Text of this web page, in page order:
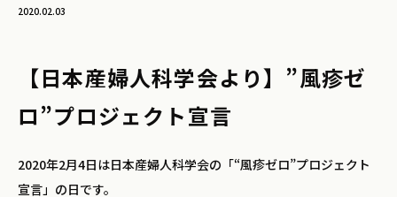
2020.02.03
【日本産婦人科学会より】”風疹ゼ
ロ”プロジェクト宣言
2020年2月4日は日本産婦人科学会の「“風疹ゼロ”プロジェクト
宣言」の日です。